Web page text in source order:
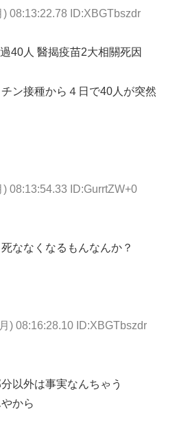
) 08:13:22.78 ID:XBGTbszdr
40人 醫揭疫苗2大相關死因
ン接種から４日で40人が突然
08:13:54.33 ID:GurrtZW+0
ななくなるもんなんか？
) 08:16:28.10 ID:XBGTbszdr
以外は事実なんちゃう
から